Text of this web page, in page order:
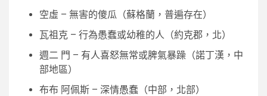
空虛 – 無害的傻瓜（蘇格蘭，普遍存在）
瓦祖克 – 行為愚蠢或幼稚的人（約克郡，北）
週二 門 – 有人喜怒無常或脾氣暴躁（諾丁漢，中
部地區）
布布 阿佩斯 – 深情愚蠢（中部，北部）